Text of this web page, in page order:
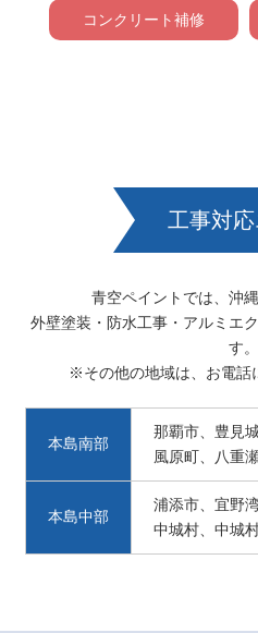
コンクリート補修
工事対
青空ペイントでは、沖
外壁塗装・防水工事・アルミエ
す。
※その他の地域は、お電話
本島南部
那覇市、豊見
風原町、八重
本島中部
浦添市、宜野
中城村、中城